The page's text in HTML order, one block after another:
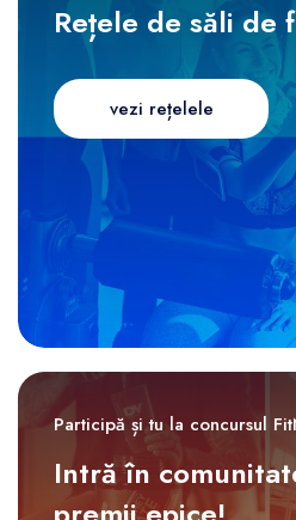
Rețele de săli de
vezi rețelele
Participă și tu la concursul
Intră în